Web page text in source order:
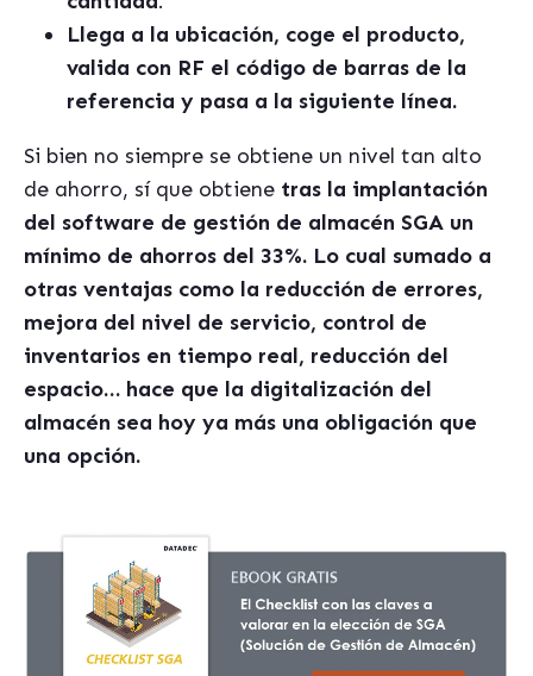
Llega a la ubicación, coge el producto,
valida con RF el código de barras de la
referencia y pasa a la siguiente línea.
Si bien no siempre se obtiene un nivel tan alto
de ahorro, sí que obtiene tras la implantación
del software de gestión de almacén SGA un
mínimo de ahorros del 33%. Lo cual sumado a
otras ventajas como la reducción de errores,
mejora del nivel de servicio, control de
inventarios en tiempo real, reducción del
espacio… hace que la digitalización del
almacén sea hoy ya más una obligación que
una opción.